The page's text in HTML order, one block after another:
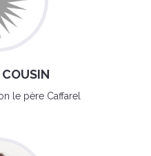
le père Caffarel